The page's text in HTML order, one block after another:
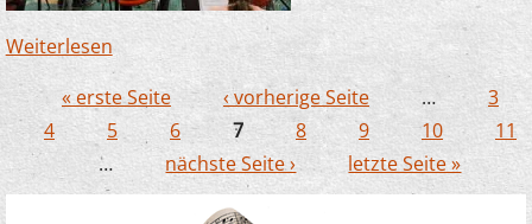
Weiterlesen über Danke, lieber Nikolaus - das war toll !
Seiten
« erste Seite ‹ vorherige Seite …
3
4
5 6 7 8 9 10
11
…
nächste Seite › letzte Seite »